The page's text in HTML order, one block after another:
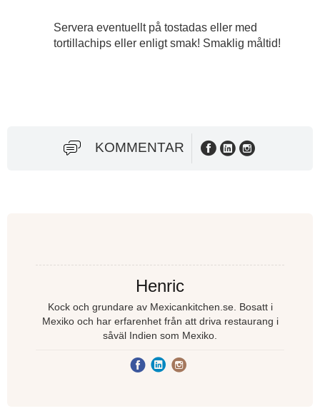
Servera eventuellt på tostadas eller med
tortillachips eller enligt smak! Smaklig måltid!
KOMMENTAR
Henric
Kock och grundare av Mexicankitchen.se. Bosatt i
Mexiko och har erfarenhet från att driva restaurang i
såväl Indien som Mexiko.